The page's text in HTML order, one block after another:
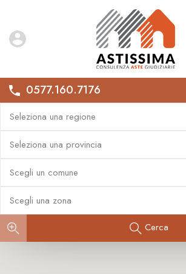
0577.160.7176
Seleziona una regione
Seleziona una provincia
Scegli un comune
Scegli una zona
Cerca